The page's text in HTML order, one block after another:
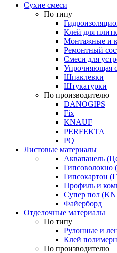
Сухие смеси
По типу
Клей для
Монтажные и
Ремонтный
Смеси для
Упрочняющая
Шпаклевки
Штукатурки
По производителю
DANOGIPS
Fix
KNAUF
PERFEKTA
PQ
Листовые материалы
Аквапанель
Гипсоволокно
Гипсокартон
Профиль и
Супер пол
Файерборд
Отделочные материалы
По типу
Рулонные и
Клей
По производителю